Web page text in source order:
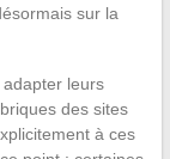
sur la
leurs
des sites
à ces